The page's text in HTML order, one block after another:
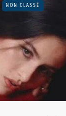
NON CLASSÉ